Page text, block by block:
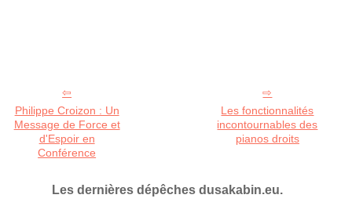
Philippe Croizon : Un
Message de Force et
d'Espoir en
Conférence
Les fonctionnalités
incontournables des
pianos droits
Les dernières dépêches dusakabin.eu.